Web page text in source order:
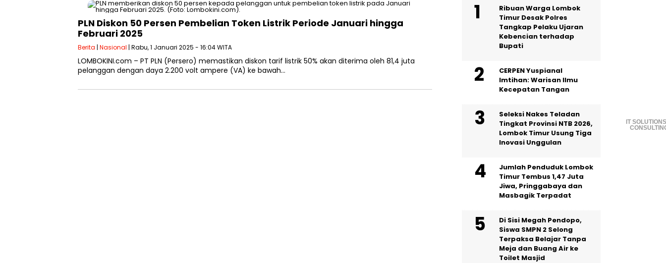
IT
PLN Diskon 50 Persen Pembelian Token Listrik Periode Januari hingga
Februari 2025
Berita | Nasional | Rabu, 1 Januari 2025 - 16:04 WITA
LOMBOKINI.com – PT PLN (Persero) memastikan diskon tarif listrik 50% akan diterima oleh 81,4 juta
pelanggan dengan daya 2.200 volt ampere (VA) ke bawah…
Ribuan Warga Lombok
Timur Desak Polres
Tangkap Pelaku Ujaran
Kebencian terhadap
Bupati
CERPEN Yuspianal
Imtihan: Warisan Ilmu
Kecepatan Tangan
Seleksi Nakes Teladan
Tingkat Provinsi NTB 2026,
Lombok Timur Usung Tiga
Inovasi Unggulan
Jumlah Penduduk Lombok
Timur Tembus 1,47 Juta
Jiwa, Pringgabaya dan
Masbagik Terpadat
Di Sisi Megah Pendopo,
Siswa SMPN 2 Selong
Terpaksa Belajar Tanpa
Meja dan Buang Air ke
Toilet Masjid